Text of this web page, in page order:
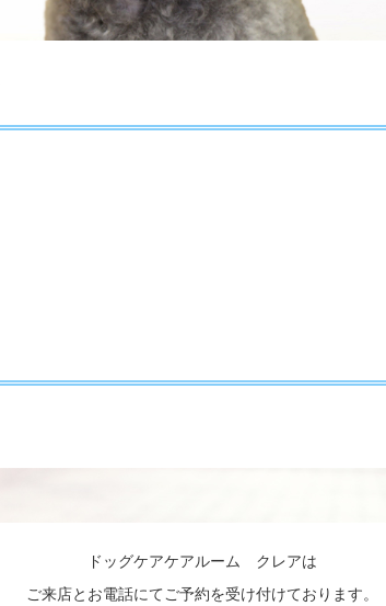
ドッグケアケアルーム クレアは
ご来店とお電話にてご予約を受け付けております。